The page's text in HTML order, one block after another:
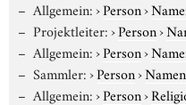
Allgemein:›Person›
Projektleiter:›Person›
Allgemein:›Person›
Sammler:›Person›
Allgemein:›Person›